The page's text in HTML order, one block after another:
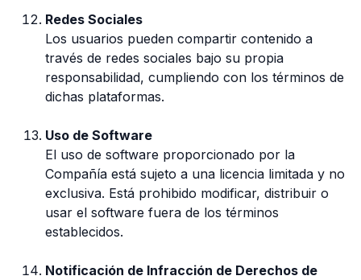
Redes Sociales
Los usuarios pueden compartir contenido a
través de redes sociales bajo su propia
responsabilidad, cumpliendo con los términos de
dichas plataformas.
Uso de Software
El uso de software proporcionado por la
Compañía está sujeto a una licencia limitada y no
exclusiva. Está prohibido modificar, distribuir o
usar el software fuera de los términos
establecidos.
Notificación de Infracción de Derechos de